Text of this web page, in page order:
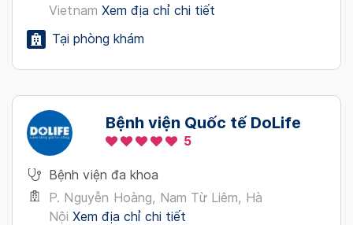
Vietnam Xem địa chỉ chi tiết
Tại phòng khám
Bệnh viện Quốc tế DoLife
5
Bệnh viện đa khoa
P. Nguyễn Hoàng, Nam Từ Liêm, Hà
Nội Xem địa chỉ chi tiết